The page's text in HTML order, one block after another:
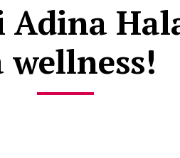
wellness!